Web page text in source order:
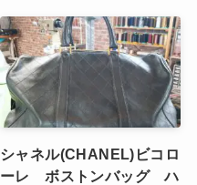
シャネル(CHANEL)ビコロ
ーレ ボストンバッグ ハ